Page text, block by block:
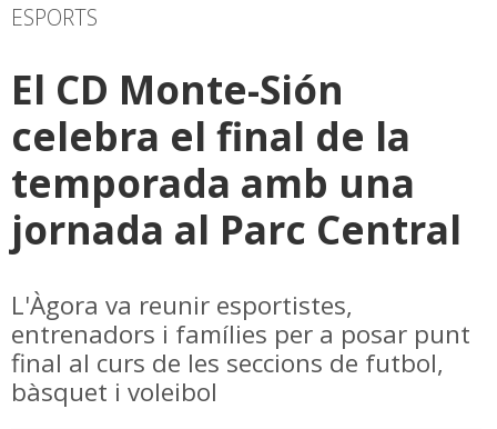
ESPORTS
El CD Monte-Sión
celebra el final de la
temporada amb una
jornada al Parc Central
L'Àgora va reunir esportistes,
entrenadors i famílies per a posar punt
final al curs de les seccions de futbol,
bàsquet i voleibol